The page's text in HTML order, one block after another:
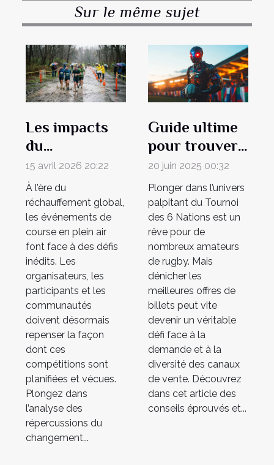
Sur le même sujet
Les impacts
du
changement
climatique sur
les
événements
de course en
plein air
15 avril 2026 20:22
À l’ère du
réchauffement global,
les événements de
course en plein air
font face à des défis
inédits. Les
organisateurs, les
participants et les
communautés
doivent désormais
repenser la façon
dont ces
compétitions sont
planifiées et vécues.
Plongez dans
l’analyse des
répercussions du
changement...
Guide ultime
pour trouver
les meilleures
offres de
billets du
Tournoi des 6
Nations
20 juin 2025 00:32
Plonger dans l’univers
palpitant du Tournoi
des 6 Nations est un
rêve pour de
nombreux amateurs
de rugby. Mais
dénicher les
meilleures offres de
billets peut vite
devenir un véritable
défi face à la
demande et à la
diversité des canaux
de vente. Découvrez
dans cet article des
conseils éprouvés et...